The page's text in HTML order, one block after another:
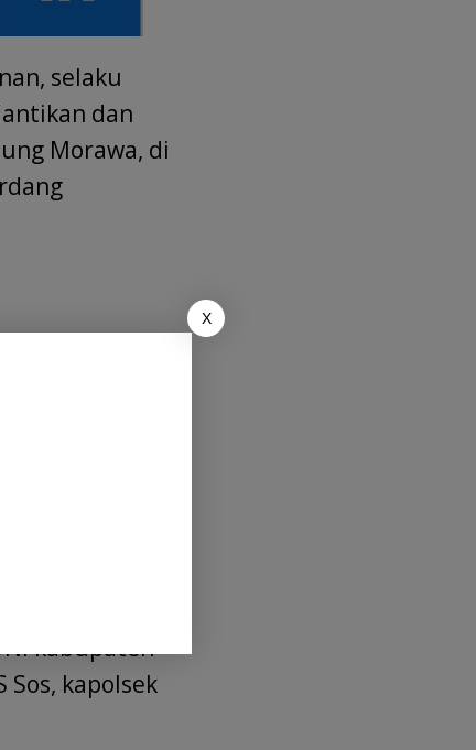
selaku
dan
Morawa, di
kabupaten
kapolsek
X